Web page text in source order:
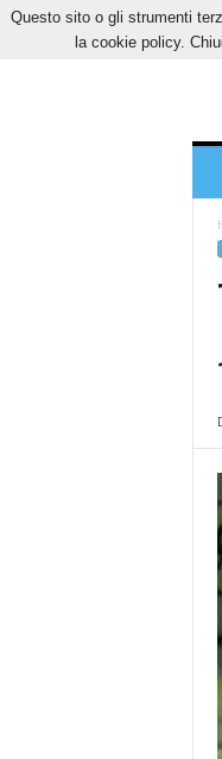
Questo sito o gli strumenti
la cookie policy.